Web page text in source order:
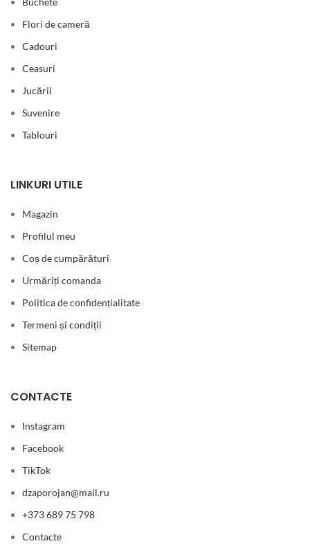
Flori de cameră
Cadouri
Ceasuri
Jucării
Suvenire
Tablouri
LINKURI UTILE
Magazin
Profilul meu
Coș de cumpărături
Urmăriți comanda
Politica de confidențialitate
Termeni și condiții
Sitemap
CONTACTE
Instagram
Facebook
TikTok
dzaporojan@mail.ru
+373 689 75 798
Contacte